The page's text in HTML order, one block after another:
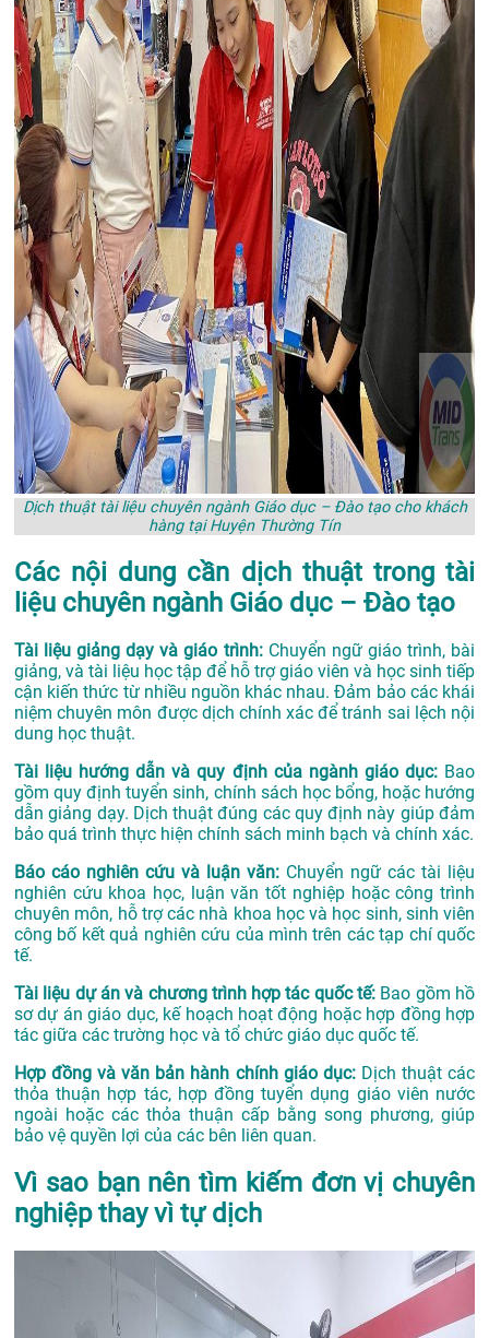
Dịch thuật tài liệu chuyên ngành Giáo dục – Đào tạo cho khách
hàng tại Huyện Thường Tín
Các nội dung cần dịch thuật trong tài
liệu chuyên ngành Giáo dục – Đào tạo
Tài liệu giảng dạy và giáo trình: Chuyển ngữ giáo trình, bài
giảng, và tài liệu học tập để hỗ trợ giáo viên và học sinh tiếp
cận kiến thức từ nhiều nguồn khác nhau. Đảm bảo các khái
niệm chuyên môn được dịch chính xác để tránh sai lệch nội
dung học thuật.
Tài liệu hướng dẫn và quy định của ngành giáo dục: Bao
gồm quy định tuyển sinh, chính sách học bổng, hoặc hướng
dẫn giảng dạy. Dịch thuật đúng các quy định này giúp đảm
bảo quá trình thực hiện chính sách minh bạch và chính xác.
Báo cáo nghiên cứu và luận văn: Chuyển ngữ các tài liệu
nghiên cứu khoa học, luận văn tốt nghiệp hoặc công trình
chuyên môn, hỗ trợ các nhà khoa học và học sinh, sinh viên
công bố kết quả nghiên cứu của mình trên các tạp chí quốc
tế.
Tài liệu dự án và chương trình hợp tác quốc tế: Bao gồm hồ
sơ dự án giáo dục, kế hoạch hoạt động hoặc hợp đồng hợp
tác giữa các trường học và tổ chức giáo dục quốc tế.
Hợp đồng và văn bản hành chính giáo dục: Dịch thuật các
thỏa thuận hợp tác, hợp đồng tuyển dụng giáo viên nước
ngoài hoặc các thỏa thuận cấp bằng song phương, giúp
bảo vệ quyền lợi của các bên liên quan.
Vì sao bạn nên tìm kiếm đơn vị chuyên
nghiệp thay vì tự dịch